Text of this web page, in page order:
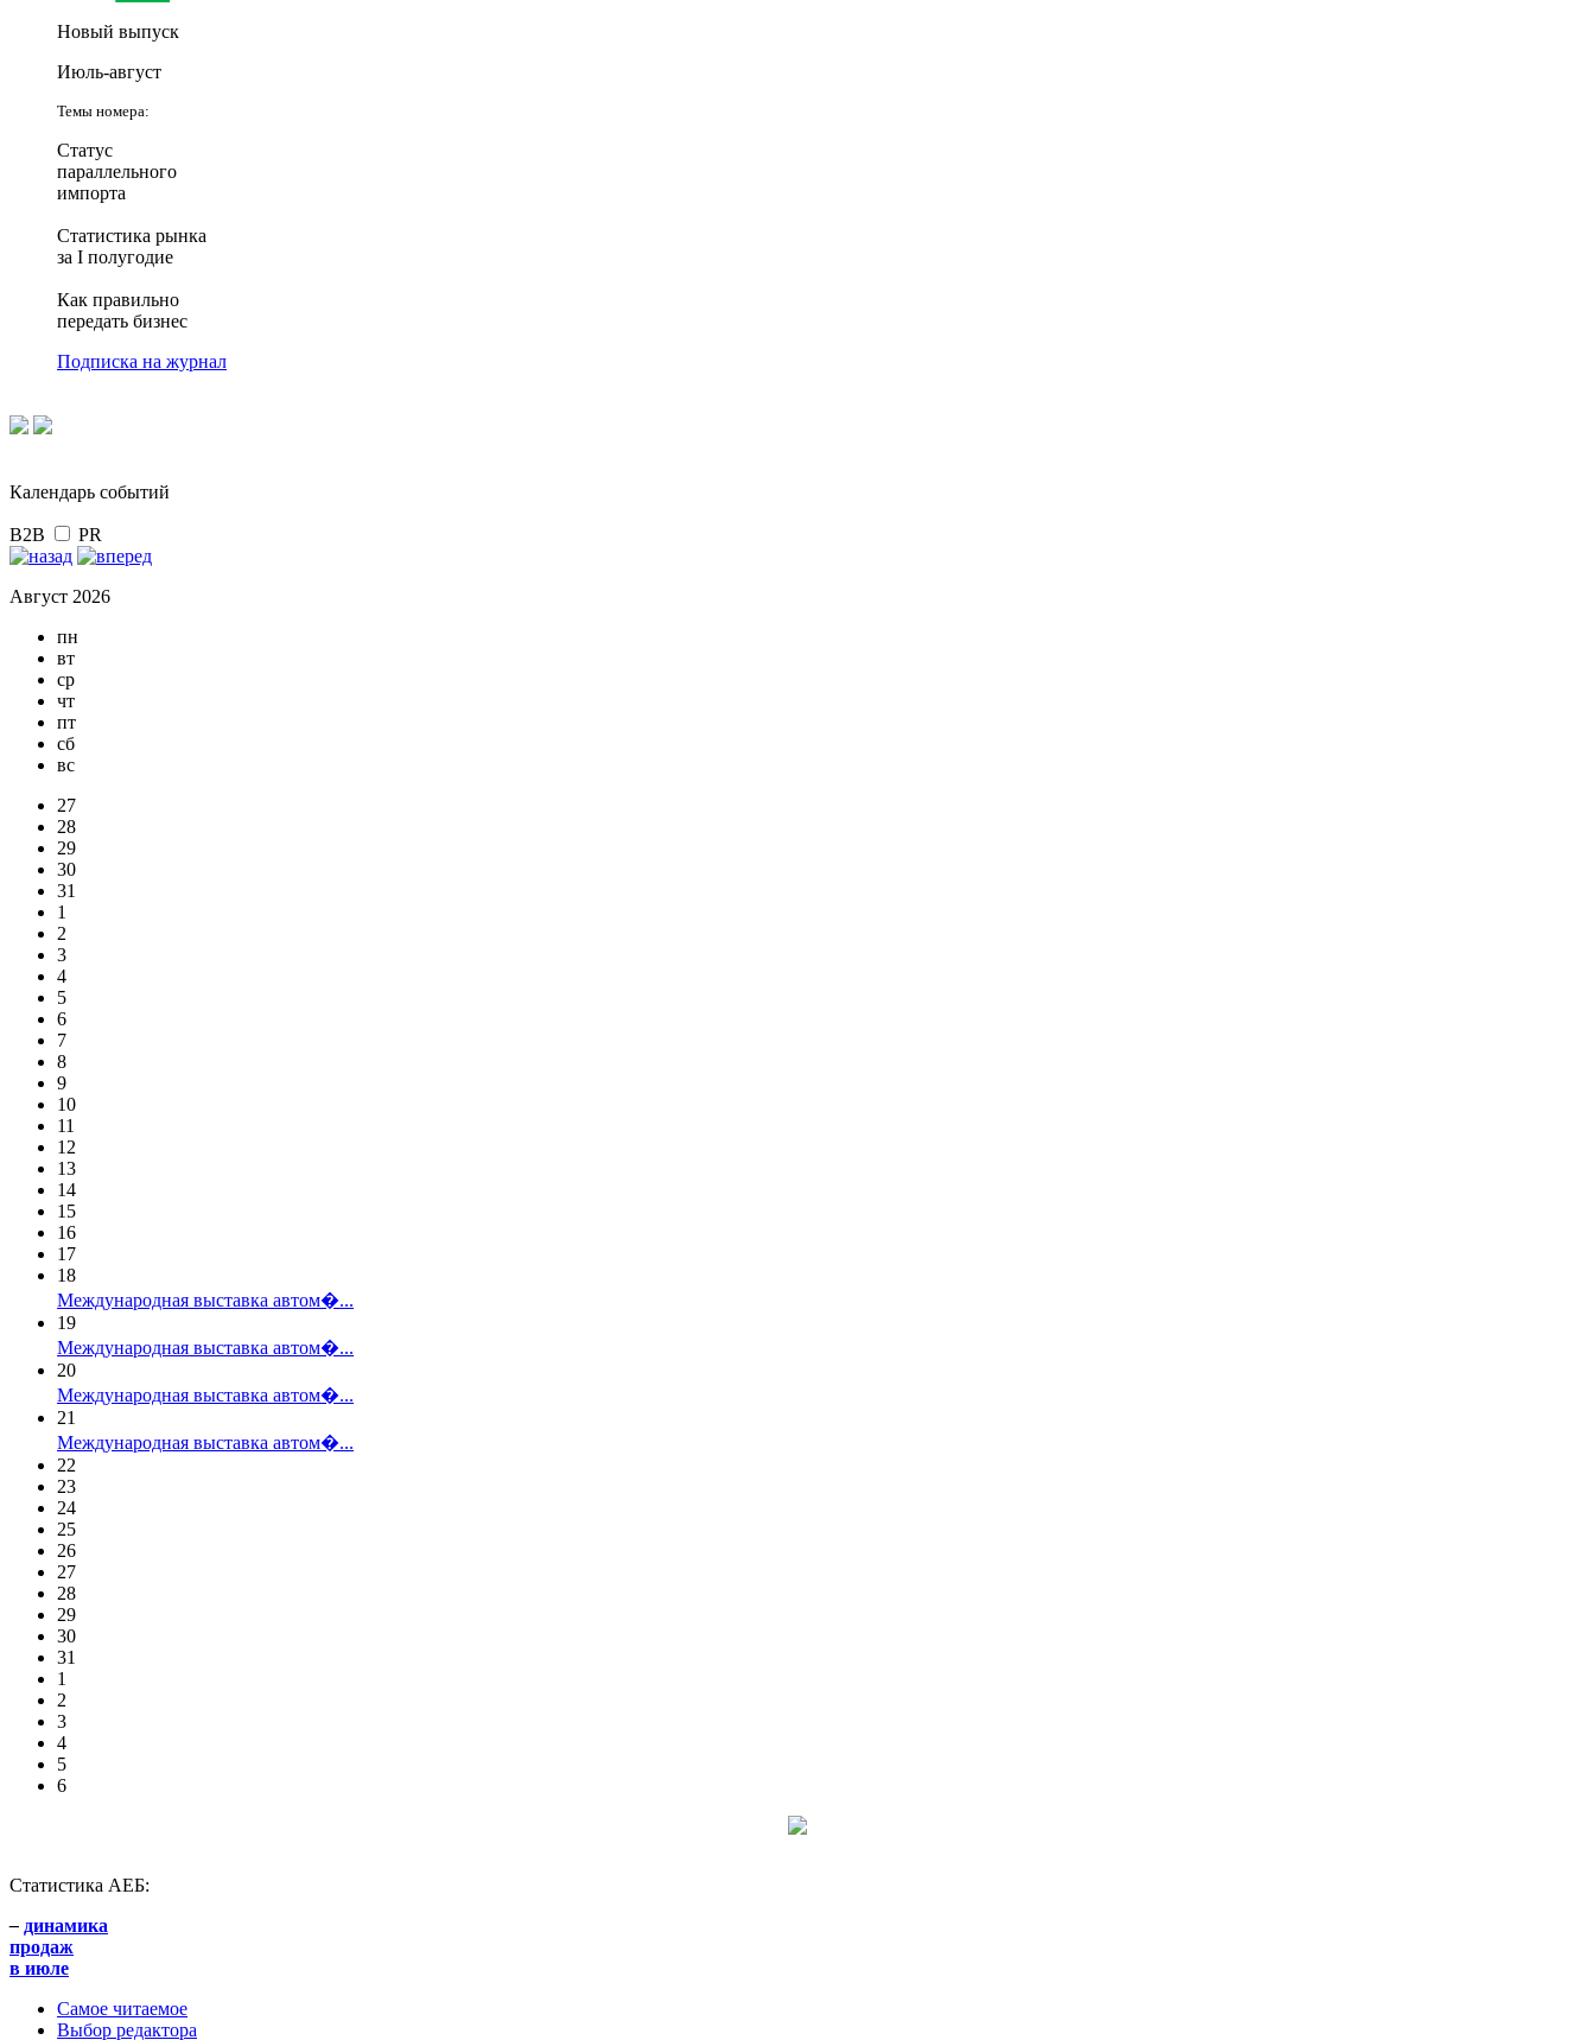
Новый выпуск
Июль-август
Темы номера:
Статус
параллельного
импорта
Статистика рынка
за I полугодие
Как правильно
передать бизнес
Подписка на журнал
Календарь событий
B2B PR
Август 2026
пн
вт
ср
чт
пт
сб
вс
27
28
29
30
31
1
2
3
4
5
6
7
8
9
10
11
12
13
14
15
16
17
18
Международная выставка автом�...
19
Международная выставка автом�...
20
Международная выставка автом�...
21
Международная выставка автом�...
22
23
24
25
26
27
28
29
30
31
1
2
3
4
5
6
Статистика АЕБ:
– динамика
продаж
в июле
Самое читаемое
Выбор редактора